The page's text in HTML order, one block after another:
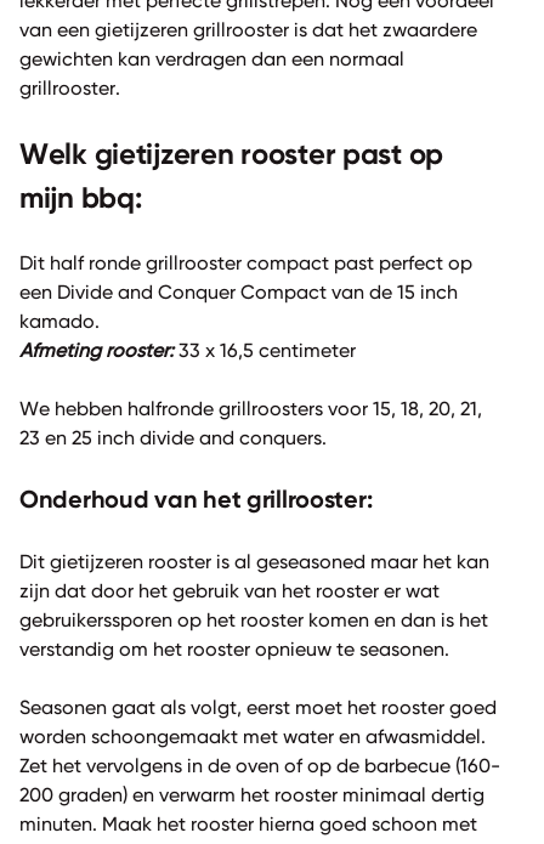
van een gietijzeren grillrooster is dat het zwaardere
gewichten kan verdragen dan een normaal
grillrooster.
Welk gietijzeren rooster past op
mijn bbq:
Dit half ronde grillrooster compact past perfect op
een Divide and Conquer Compact van de 15 inch
kamado.
Afmeting rooster:33 x 16,5 centimeter
We hebben halfronde grillroosters voor 15, 18, 20, 21,
23 en 25 inch divide and conquers.
Onderhoud van het grillrooster:
Dit gietijzeren rooster is al geseasoned maar het kan
zijn dat door het gebruik van het rooster er wat
gebruikerssporen op het rooster komen en dan is het
verstandig om het rooster opnieuw te seasonen.
Seasonen gaat als volgt, eerst moet het rooster goed
worden schoongemaakt met water en afwasmiddel.
Zet het vervolgens in de oven of op de barbecue (160-
200 graden) en verwarm het rooster minimaal dertig
minuten. Maak het rooster hierna goed schoon met